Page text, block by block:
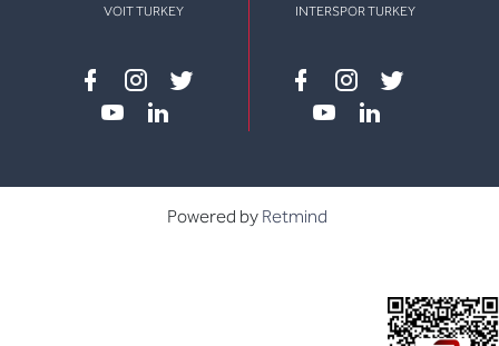
VOIT TURKEY
Facebook
instagram
twitter
INTERSPOR TURKEY
Facebook
instagram
twitter
Powered by Retmind